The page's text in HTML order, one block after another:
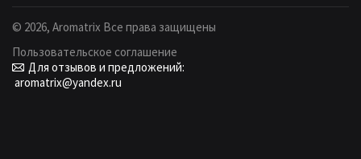
© 2026, Aromatrix Все права защищены
Пользовательское соглашение
Для отзывов и предложений:
aromatrix@yandex.ru